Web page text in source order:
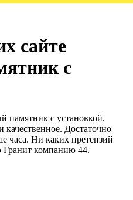
сайте
с
памятник с установкой.
качественное. Достаточно
часа. Ни каких претензий
Гранит компанию 44.